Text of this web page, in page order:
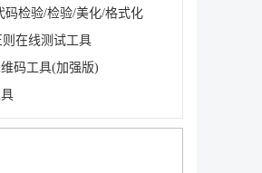
码检验/检验/美化/格式化
则在线测试工具
码工具(加强版)